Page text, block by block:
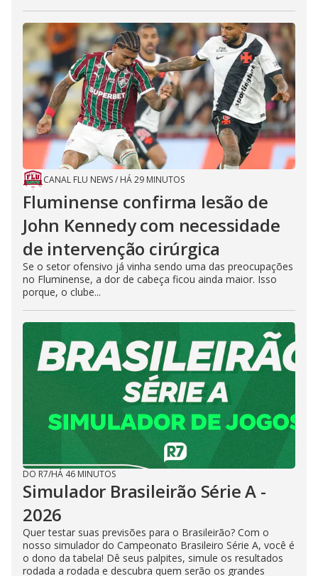
CANAL FLU NEWS/ HÁ 29 MINUTOS
Fluminense confirma lesão de
John Kennedy com necessidade
de intervenção cirúrgica
Se o setor ofensivo já vinha sendo uma das preocupações
no Fluminense, a dor de cabeça ficou ainda maior. Isso
porque, o clube...
DO R7/HÁ 46 MINUTOS
Simulador Brasileirão Série A -
2026
Quer testar suas previsões para o Brasileirão? Com o
nosso simulador do Campeonato Brasileiro Série A, você é
o dono da tabela! Dê seus palpites, simule os resultados
rodada a rodada e descubra quem serão os grandes